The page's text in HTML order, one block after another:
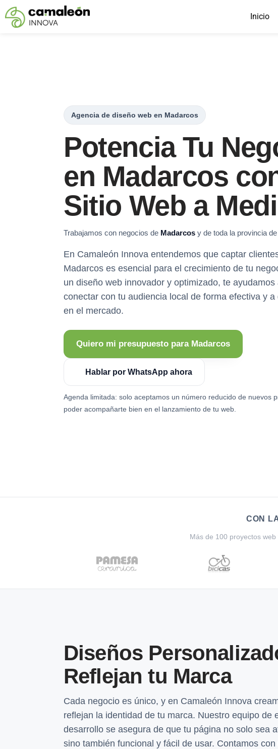
Saltar
Inicio
Agencia de diseño web en Madarcos
Potencia Tu
en Madarcos
Sitio Web a
Trabajamos con negocios de Madarcos y de toda la provincia
En Camaleón Innova entendemos que captar
Madarcos es esencial para el crecimiento de tu
un diseño web innovador y optimizado, te ayudamos
conectar con tu audiencia local de forma efectiva y a
en el mercado.
Quiero mi presupuesto para Madarcos
Hablar por WhatsApp ahora
Agenda limitada: solo aceptamos un número reducido de nuevos
poder acompañarte bien en el lanzamiento de tu web.
CON
Más de 100 proyectos
Diseños
Reflejan tu Marca
Cada negocio es único, y en Camaleón Innova
reflejan la identidad de tu marca. Nuestro equipo de
desarrollo se asegura de que tu página no solo sea
sino también funcional y fácil de usar. Contamos